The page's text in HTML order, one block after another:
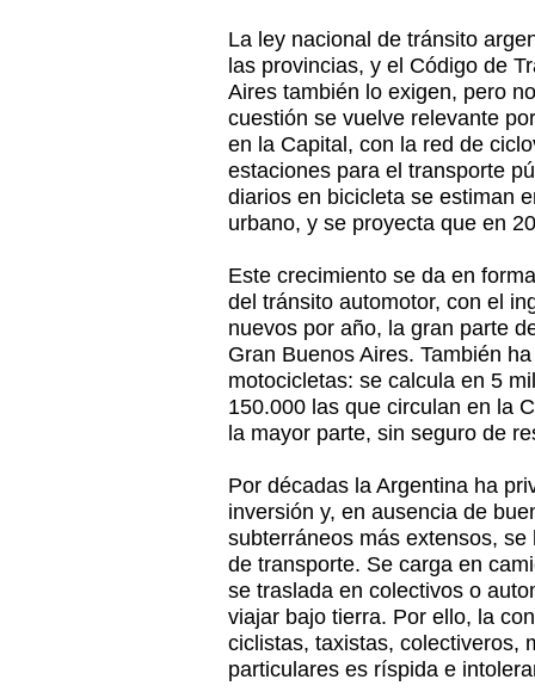
La ley nacional de tránsito
las provincias, y el Código de
Aires también lo exigen, pero
cuestión se vuelve relevante
en la Capital, con la red de
estaciones para el transporte
diarios en bicicleta se estiman
urbano, y se proyecta que en
Este crecimiento se da en
del tránsito automotor, con el
nuevos por año, la gran parte
Gran Buenos Aires. También
motocicletas: se calcula en 5
150.000 las que circulan en la
la mayor parte, sin seguro de
Por décadas la Argentina ha
inversión y, en ausencia de
subterráneos más extensos,
de transporte. Se carga en
se traslada en colectivos o
viajar bajo tierra. Por ello, la
ciclistas, taxistas, colectiveros,
particulares es ríspida e